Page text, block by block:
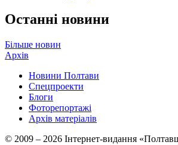
Останні новини
Більше новин
Архів
Новини Полтави
Спецпроекти
Блоги
Фоторепортажі
Архів матеріалів
© 2009 – 2026 Інтернет-видання